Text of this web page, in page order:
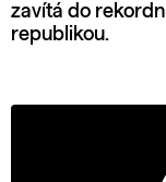
zavítá do
republikou.